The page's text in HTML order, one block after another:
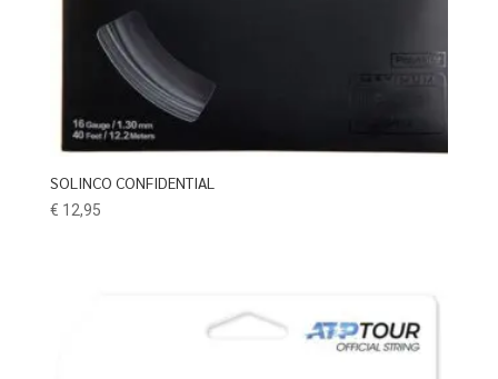
SOLINCO CONFIDENTIAL
€ 12,95